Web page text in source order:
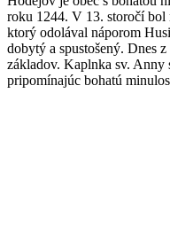
roku 1244. V 13. storočí bol
ktorý odolával náporom
dobytý a spustošený. Dnes
základov. Kaplnka sv. Anny
pripomínajúc bohatú